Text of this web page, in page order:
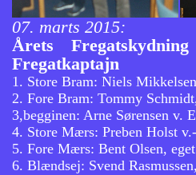
07. marts 2015:
Årets
Fregatkaptajn
1. Store Bram: Niels
2. Fore Bram: Tommy
3,begginen: Arne Sørensen v.
4. Store Mærs: Preben Holst
5. Fore Mærs: Bent Olsen,
6. Blændsej: Svend